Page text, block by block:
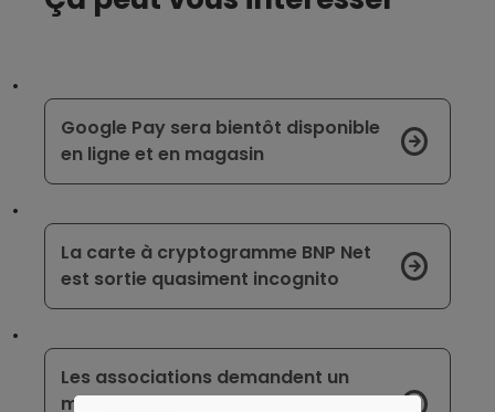
Google Pay sera bientôt disponible
en ligne et en magasin
La carte à cryptogramme BNP Net
est sortie quasiment incognito
Les associations demandent un
meilleur encadrement des frais